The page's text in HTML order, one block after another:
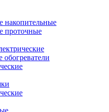
накопительные
проточные